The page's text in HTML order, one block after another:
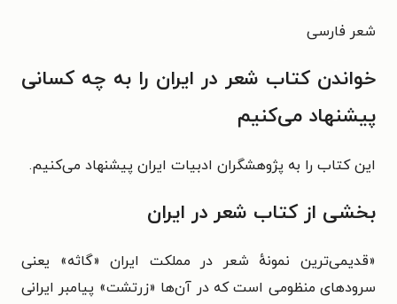
شعر فارسی
خواندن کتاب شعر در ایران را به چه کسانی
پیشنهاد می‌کنیم
این کتاب را به پژوهشگران ادبیات ایران پیشنهاد می‌کنیم.
بخشی از کتاب شعر در ایران
«قدیمی‌ترین نمونهٔ شعر در مملکت ایران «گاثه» یعنی
سرودهای منظومی است که در آن‌ها «زرتشت» پیامبر ایرانی